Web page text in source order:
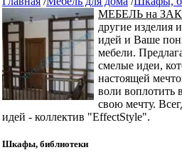
МЕБЕЛЬ на
другие изделия
идей и Ваше
мебели.
смелые идеи,
настоящей
воли воплотить
свою мечту.
идей - коллектив "EffectStyle".
Шкафы, библиотеки